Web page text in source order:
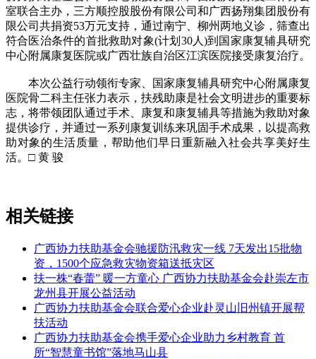
室联合主办，三方顺控股股份有限公司和广西扬翔集团股份有
限公司共捐资53万元支持，通过南宁、柳州两地义诊，筛查出
符合医治条件的首批救助对象(计划30人)到国家康复辅具研究
中心附属康复医院或广西壮族自治区江滨医院接受康复治疗。
本次公益行动领衔专家、国家康复辅具研究中心附属康复
医院骨二科主任张力表示，扶残助康是社会文明进步的重要标
志，将带领团队通过手术、康复和康复辅具等措施为救助对象
提供诊疗，并通过一系列康复训练来巩固手术成果，以提高救
助对象的生活质量，帮助他们早日重新融入社会共享美好生
活。□ 黄 骏
相关链接
广西协力扶助基金会驰援防汛救灾一线 7天发出15批物
资，1500个应急救灾物资箱送抵灾区
扶一株“春蕾” 暖一方童心 广西协力扶助基金会赴崇左市
龙州县开展公益活动
广西协力扶助基金会联合爱心企业赴灵山旧州镇开展帮
扶活动
广西协力扶助基金会携手爱心企业助力乡村教育 首
所“智慧童书馆”落地马山县